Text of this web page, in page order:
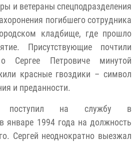
и ветераны спецподразделения
погибшего сотрудника
кладбище, где прошло
Присутствующие почтили
Сергее Петровиче минутой
красные гвоздики – символ
и преданности.
поступил на службу в
январе 1994 года на должность
Сергей неоднократно выезжал